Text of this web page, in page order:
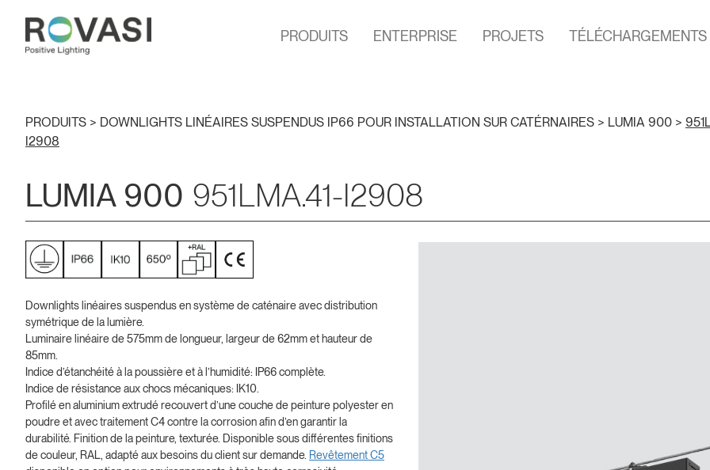
PRODUITS ENTERPRISE PROJETS TÉLÉCHARGEMENTS
PRODUITS > DOWNLIGHTS LINÉAIRES SUSPENDUS IP66 POUR INSTALLATION SUR CATÉRNAIRES > LUMIA 900 >
I2908
LUMIA 900 951LMA.41-I2908
Downlights linéaires suspendus en système de caténaire avec distribution
symétrique de la lumière.
Luminaire linéaire de 575mm de longueur, largeur de 62mm et hauteur de
85mm.
Indice d’étanchéité à la poussière et à l’humidité: IP66 complète.
Indice de résistance aux chocs mécaniques: IK10.
Profilé en aluminium extrudé recouvert d’une couche de peinture polyester en
poudre et avec traitement C4 contre la corrosion afin d’en garantir la
durabilité. Finition de la peinture, texturée. Disponible sous différentes finitions
de couleur, RAL, adapté aux besoins du client sur demande. Revêtement C5